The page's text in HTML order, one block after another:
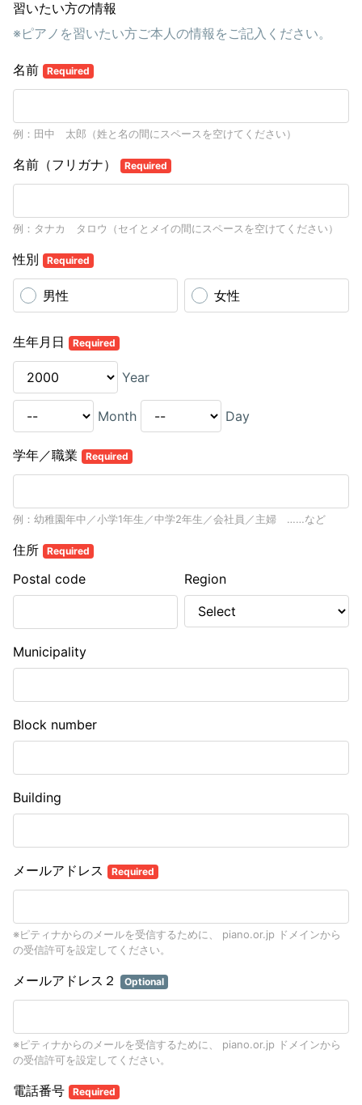
習いたい方の情報
※ピアノを習いたい方ご本人の情報をご記入ください。
名前 Required
例：田中 太郎（姓と名の間にスペースを空けてください）
名前（フリガナ） Required
例：タナカ タロウ（セイとメイの間にスペースを空けてください）
性別 Required
男性 女性
生年月日 Required
Year
Month Day
学年／職業 Required
例：幼稚園年中／小学1年生／中学2年生／会社員／主婦 ……など
住所 Required
Postal code Region
Municipality
Block number
Building
メールアドレス Required
※ピティナからのメールを受信するために、 piano.or.jp ドメインから
の受信許可を設定してください。
メールアドレス２ Optional
※ピティナからのメールを受信するために、 piano.or.jp ドメインから
の受信許可を設定してください。
電話番号 Required